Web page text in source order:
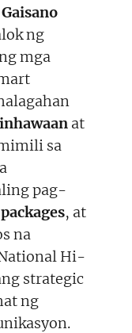
ng
mga
at
sa
pag-
, at
na
Hi-
strategic
ng